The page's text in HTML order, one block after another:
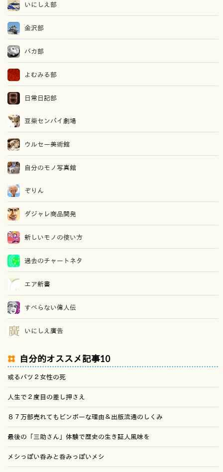
いにしえ部
金沢部
バカ部
よむみる部
日常日記部
豆柴センパイ劇場
ウルセー美術館
自分のモノ写真館
ぞりん
ダジャレ商品開発
新しいモノの使い方
過去のチャートネタ
エア新書
すべらない偉人伝
いにしえ廣告
自分的オススメ記事10
或るバツ２女性の死
人生で２度目の差し押さえ
８７万部売れてもビンボーな理由＆出版流通のしくみ
最後の「三助さん」体験で歴史の生き証人風味を
メシっぽい呑みと呑みっぽいメシ